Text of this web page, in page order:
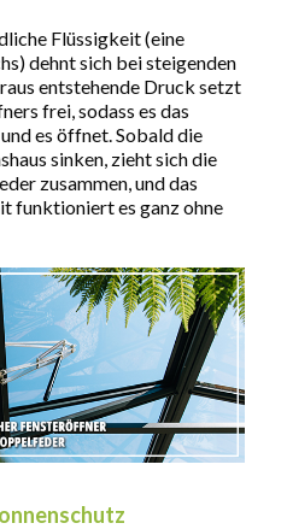
Flüssigkeit (eine
dehnt sich bei steigenden
entstehende Druck setzt
frei, sodass es das
es öffnet. Sobald die
sinken, zieht sich die
zusammen, und das
funktioniert es ganz ohne